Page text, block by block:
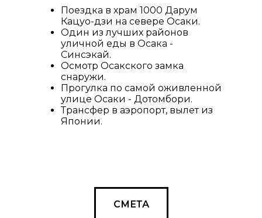
Поездка в храм 1000 Дарум
Кацуо-дзи на севере Осаки.
Один из лучших районов
уличной еды в Осака -
Синсэкай.
Осмотр Осакского замка
снаружи.
Прогулка по самой оживленной
улице Осаки - Дотомбори.
Трансфер в аэропорт, вылет из
Японии.
СМЕТА